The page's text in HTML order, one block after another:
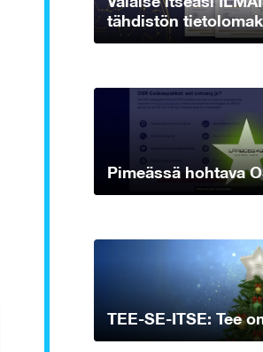
tähdistön
Pimeässä hohtava
TEE-SE-ITSE: Tee